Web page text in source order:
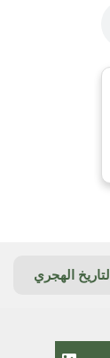
التاريخ الهجري